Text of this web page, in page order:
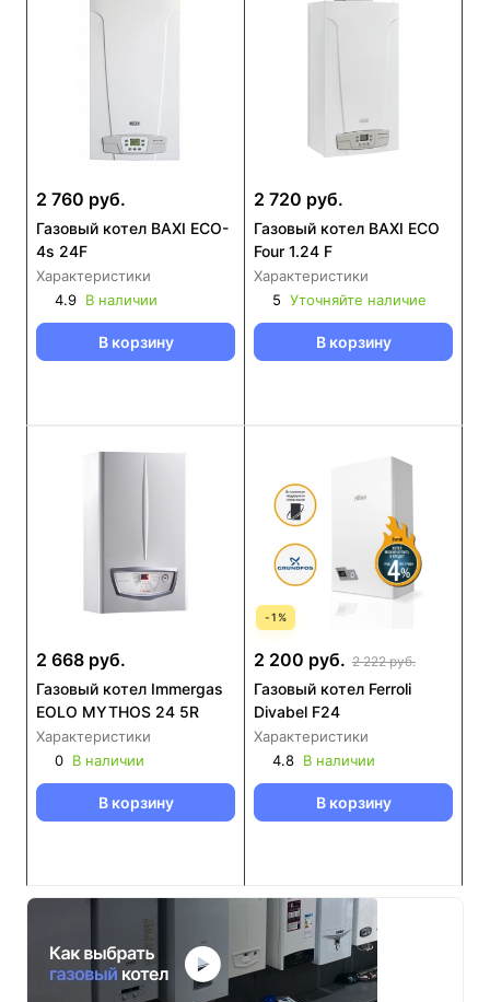
2 760 руб.
Газовый котел BAXI ECO-
4s 24F
Характеристики
4.9 В наличии
В корзину
2 720 руб.
Газовый котел BAXI ECO
Four 1.24 F
Характеристики
5 Уточняйте наличие
В корзину
2 668 руб.
Газовый котел Immergas
EOLO MYTHOS 24 5R
Характеристики
0 В наличии
В корзину
-1%
2 200 руб. 2 222 руб.
Газовый котел Ferroli
Divabel F24
Характеристики
4.8 В наличии
В корзину